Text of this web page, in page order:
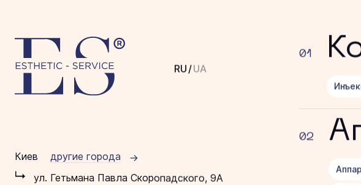
RU /UA
Киев
другие города
ул. Гетьмана Павла Скоропадского, 9А
01
02